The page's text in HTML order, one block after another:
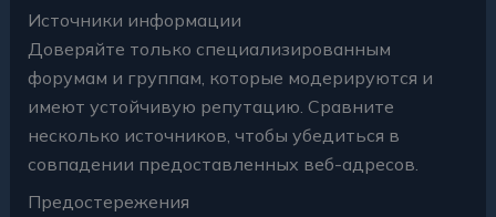
Источники информации
Доверяйте только специализированным
форумам и группам, которые модерируются и
имеют устойчивую репутацию. Сравните
несколько источников, чтобы убедиться в
совпадении предоставленных веб-адресов.
Предостережения